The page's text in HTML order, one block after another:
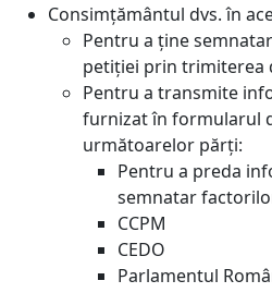
Consimțământul dvs. în
Pentru a ține
petiției prin trimiterea
Pentru a transmite
furnizat în formularul
următoarelor părți:
Pentru a preda
semnatar
CCPM
CEDO
Parlamentul